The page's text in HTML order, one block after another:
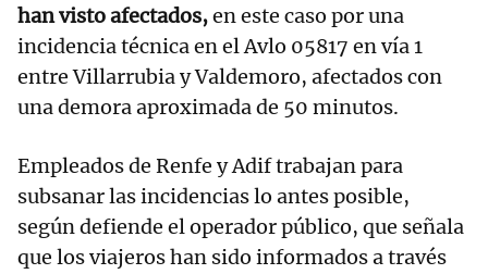
han visto afectados,en este caso por una
incidencia técnica en el Avlo 05817 en vía 1
entre Villarrubia y Valdemoro, afectados con
una demora aproximada de 50 minutos.
Empleados de Renfe y Adif trabajan para
subsanar las incidencias lo antes posible,
según defiende el operador público, que señala
que los viajeros han sido informados a través